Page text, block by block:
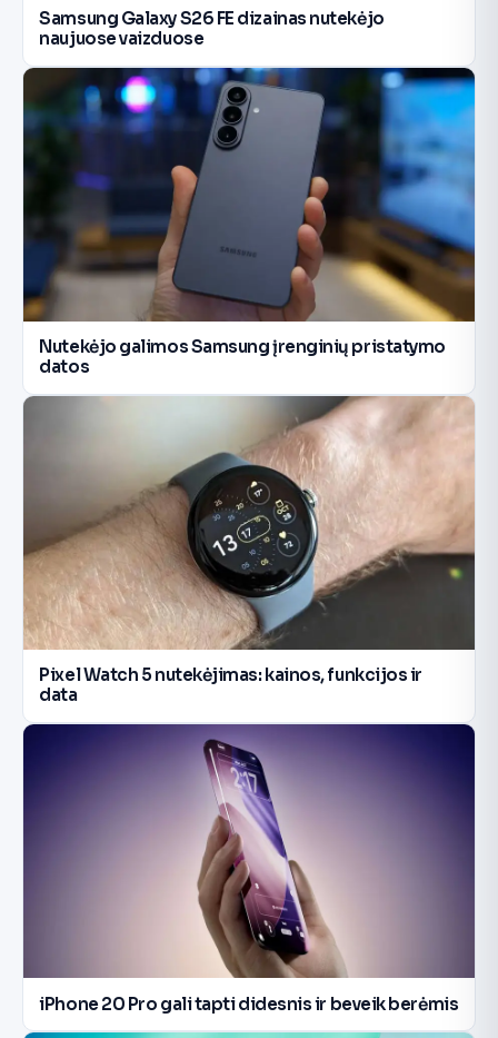
Samsung Galaxy S26 FE dizainas nutekėjo
naujuose vaizduose
Nutekėjo galimos Samsung įrenginių pristatymo
datos
Pixel Watch 5 nutekėjimas: kainos, funkcijos ir
data
iPhone 20 Pro gali tapti didesnis ir beveik berėmis